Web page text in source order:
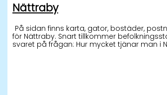
Nättraby
På sidan finns karta, gator, bostäder,
för Nättraby. Snart tillkommer
svaret på frågan: Hur mycket tjänar man i